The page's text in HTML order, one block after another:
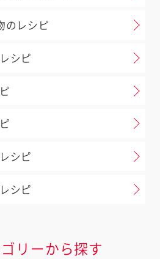
のレシピ
シピ
シピ
シピ
リーから探す